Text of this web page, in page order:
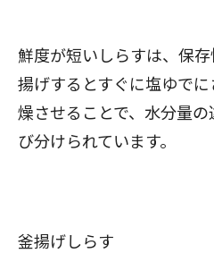
鮮度が短いしらすは、保
揚げするとすぐに塩ゆで
燥させることで、水分量
び分けられています。
釜揚げしらす